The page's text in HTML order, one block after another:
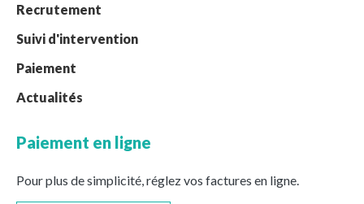
Recrutement
Suivi d'intervention
Paiement
Actualités
Paiement en ligne
Pour plus de simplicité, réglez vos factures en ligne.